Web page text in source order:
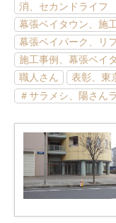
消、セカンドライフ
幕張ベイタウン、施
幕張ベイパーク、リ
施工事例、幕張ベイタ
職人さん
表彰、東
＃サラメシ、陽さん